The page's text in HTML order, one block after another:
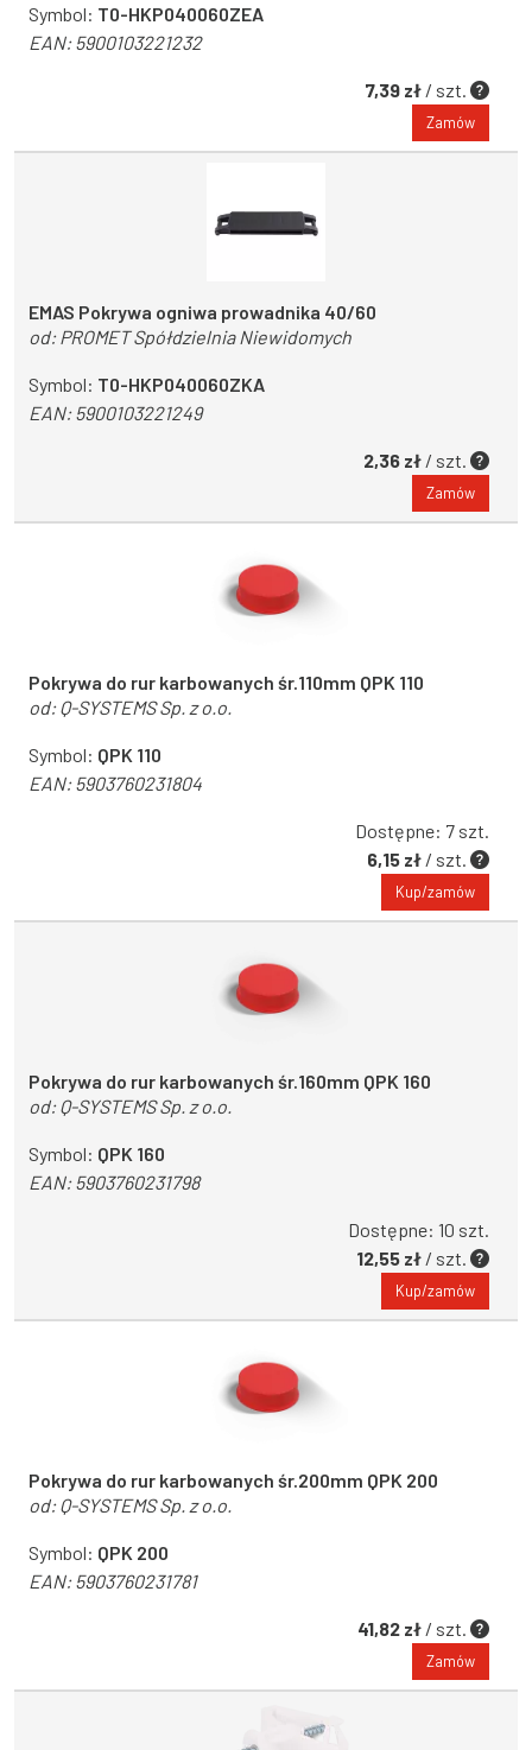
Symbol: T0-HKP040060ZEA
EAN:5900103221232
7,39 zł / szt.
Zamów
EMAS Pokrywa ogniwa prowadnika 40/60
od: PROMET Spółdzielnia Niewidomych
Symbol: T0-HKP040060ZKA
EAN:5900103221249
2,36 zł / szt.
Zamów
Pokrywa do rur karbowanych śr.110mm QPK 110
od:Q-SYSTEMS Sp. z o.o.
Symbol: QPK 110
EAN:5903760231804
Dostępne: 7 szt.
6,15 zł / szt.
Kup/zamów
Pokrywa do rur karbowanych śr.160mm QPK 160
od:Q-SYSTEMS Sp. z o.o.
Symbol: QPK 160
EAN:5903760231798
Dostępne: 10 szt.
12,55 zł / szt.
Kup/zamów
Pokrywa do rur karbowanych śr.200mm QPK 200
od:Q-SYSTEMS Sp. z o.o.
Symbol: QPK 200
EAN:5903760231781
41,82 zł / szt.
Zamów